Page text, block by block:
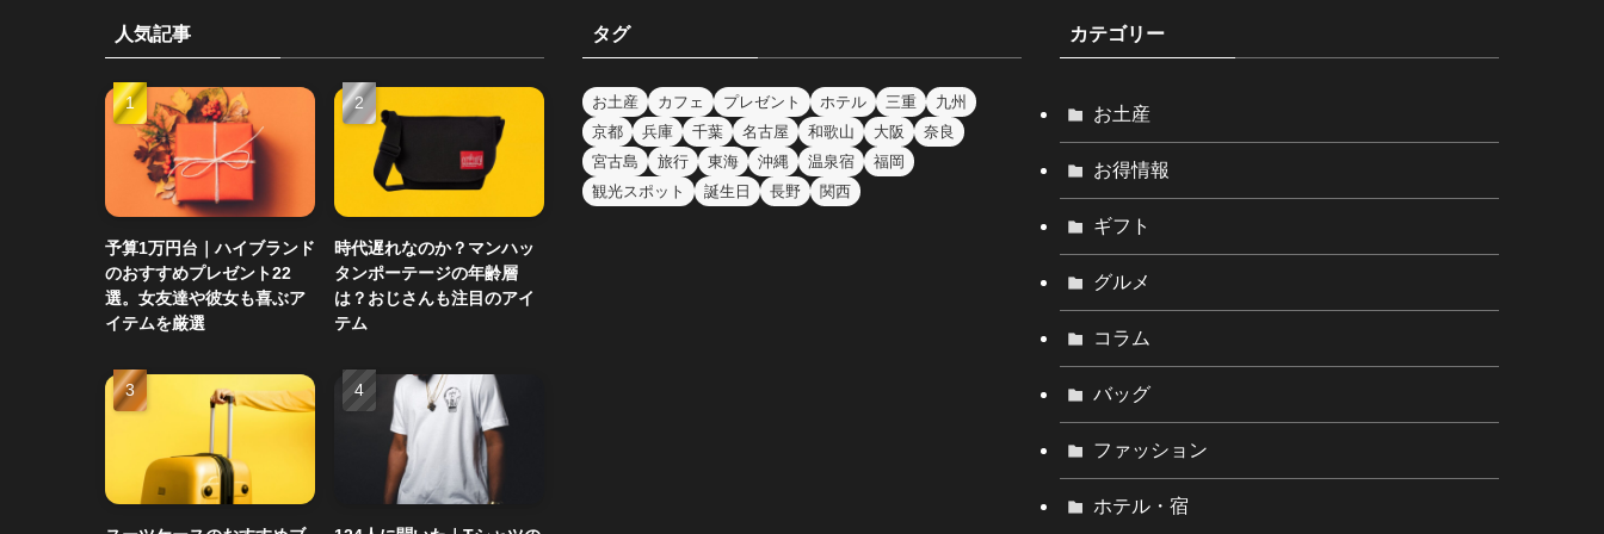
人気記事
予算1万円台｜ハイブランド
のおすすめプレゼント22
選。女友達や彼女も喜ぶア
イテムを厳選
時代遅れなのか？マンハッ
タンポーテージの年齢層
は？おじさんも注目のアイ
テム
タグ
お土産 カフェ プレゼント ホテル 三重
九州
京都
兵庫 千葉 名古屋 和歌山 大阪
奈良
宮古島
旅行 東海 沖縄 温泉宿
福岡
観光スポット
誕生日 長野 関西
カテゴリー
お土産
お得情報
ギフト
グルメ
コラム
バッグ
ファッション
ホテル・宿